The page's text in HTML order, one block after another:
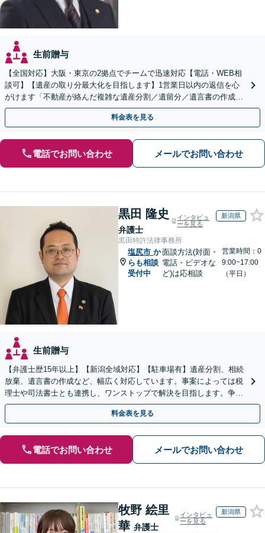
生前贈与
【全国対応】大阪・東京の2拠点でチームで迅速対応【電話・WEB相
談可】【遺産の取り分最大化を目指します】1営業日以内の返信を心
がけます「不動産が絡んだ複雑な遺産分割／遺留分／遺言書の作成・
執行／事業承継など、お任せください」【休日相談あり】
料金表を見る
電話でお問い合わせ メールでお問い合わせ
黒田 隆史
弁護士
インタビュ
ーを見る
新潟県
黒田特許法律事務所
塩尻市 か
らも相談
受付中
面談方法(対面・
電話・ビデオな
ど)は応相談
営業時間：0
9:00~17:00
（平日）
生前贈与
【弁護士歴15年以上】【新潟全域対応】【駐車場有】遺産分割、相続
放棄、遺言書の作成など、幅広く対応しています。事案によっては税
理士や司法書士とも連携し、ワンストップで解決を目指します。争い
を防ぐためにもぜひご相談ください。【分割払い可】
料金表を見る
電話でお問い合わせ メールでお問い合わせ
牧野 絵里
華 弁護士
インタビュ
ーを見る
新潟県